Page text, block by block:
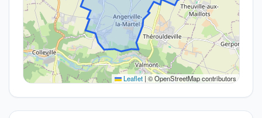
Leaflet | © OpenStreetMap contributors